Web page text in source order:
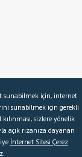
sunabilmek için, internet
sunabilmek için gerekli
sizlere yönelik
açık rızanıza dayanan
İnternet Sitesi Çerez